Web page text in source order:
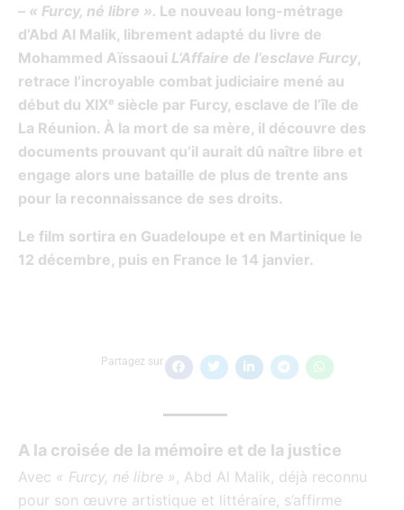
– « Furcy, né libre ». Le nouveau long-métrage
d’Abd Al Malik, librement adapté du livre de
Mohammed Aïssaoui L’Affaire de l’esclave Furcy
retrace l’incroyable combat judiciaire mené au
début du XIXᵉ siècle par Furcy, esclave de l’île de
La Réunion. À la mort de sa mère, il découvre des
documents prouvant qu’il aurait dû naître libre et
engage alors une bataille de plus de trente ans
pour la reconnaissance de ses droits.
Le film sortira en Guadeloupe et en Martinique le
12 décembre, puis en France le 14 janvier.
Partagez sur
A la croisée de la mémoire et de la justice
Avec « Furcy, né libre » , Abd Al Malik, déjà reconnu
pour son œuvre artistique et littéraire, s’affirme